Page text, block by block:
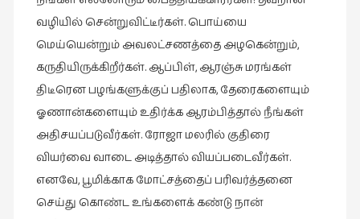
வழியில் சென்றுவிட்டீர்கள். பொய்யை
மெய்யென்றும் அவலட்சணத்தை அழகென்றும்,
கருதியிருக்கிறீர்கள். ஆப்பிள், ஆரஞ்சு மரங்கள்
திடீரென பழங்களுக்குப் பதிலாக, தேரைகளையும்
ஓணான்களையும் உதிர்க்க ஆரம்பித்தால் நீங்கள்
அதிசயப்படுவீர்கள். ரோஜா மலரில் குதிரை
வியர்வை வாடை அடித்தால் வியப்படைவீர்கள்.
எனவே, பூமிக்காக மோட்சத்தைப் பரிவர்த்தனை
செய்து கொண்ட உங்களைக் கண்டு நான்